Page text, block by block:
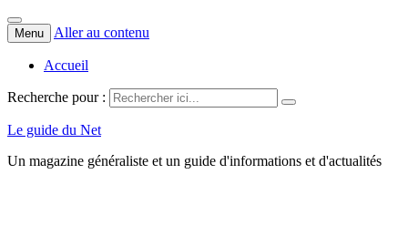
Menu Aller au contenu
Accueil
Recherche pour :
Le guide du Net
Un magazine généraliste et un guide d'informations et d'actualités